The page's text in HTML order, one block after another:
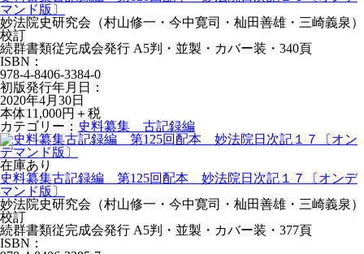
マンド版〕
妙法院史研究会（村山修一・今中寛司・杣田善雄・三崎義泉）
校訂
続群書類従完成会発行 A5判・並製・カバー装・340頁
ISBN：
978-4-8406-3384-0
初版発行年月日：
2020年4月30日
本体11,000円＋税
カテゴリー： 史料纂集 古記録編
在庫あり
史料纂集古記録編 第125回配本 妙法院日次記１７〔オンデ
マンド版〕
妙法院史研究会（村山修一・今中寛司・杣田善雄・三崎義泉）
校訂
続群書類従完成会発行 A5判・並製・カバー装・377頁
ISBN：